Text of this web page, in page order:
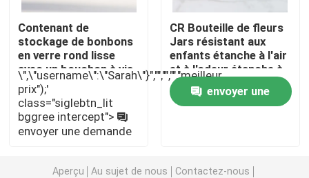
Emballage de mauvaises herbes Mylar
Pot en verre de mauvaise herbe
Pot de mauvaises herbes en plastique
Enfant Tin Box résistant
Contenant de
stockage de bonbons
en verre rond lisse
avec un bouchon à vis
résistant aux enfants
\",\"username\":\"Sarah\"}","","","","meilleur
prix");'
class="siglebtn_lit
bggree intercept">
envoyer une demande
CR Bouteille de fleurs
Jars résistant aux
enfants étanche à l'air
et à l'odeur étanche à
l'odeur Black Cap à vis
Jars en verre pour les
gommes stockage des
envoyer une
Aperçu Au sujet de nous
Contactez-nous